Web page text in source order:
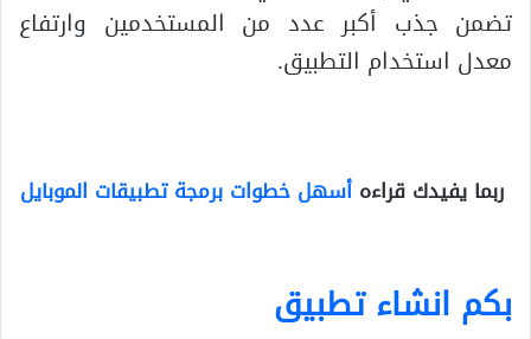
تضمن جذب أكبر عدد من المستخدمين وارتفاع
معدل استخدام التطبيق.
ربما يفيدك قراءه أسهل خطوات برمجة تطبيقات الموبايل
بكم انشاء تطبيق